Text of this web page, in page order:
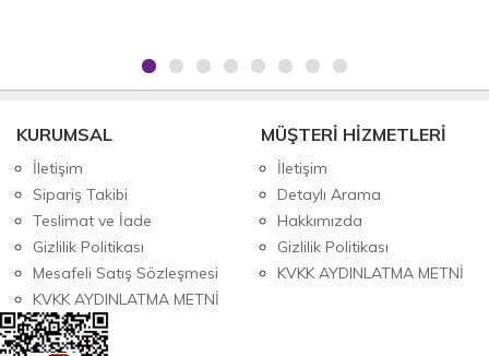
KURUMSAL
İletişim
Sipariş Takibi
Teslimat ve İade
Gizlilik Politikası
Mesafeli Satış Sözleşmesi
KVKK AYDINLATMA METNİ
MÜŞTERİ HİZMETLERİ
İletişim
Detaylı Arama
Hakkımızda
Gizlilik Politikası
KVKK AYDINLATMA METNİ